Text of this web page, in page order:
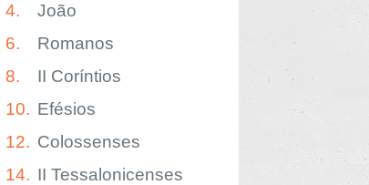
4.
João
6.
Romanos
8.
II Coríntios
10. Efésios
12. Colossenses
14. II Tessalonicenses